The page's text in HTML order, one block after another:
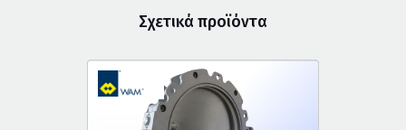
Σχετικά προϊόντα